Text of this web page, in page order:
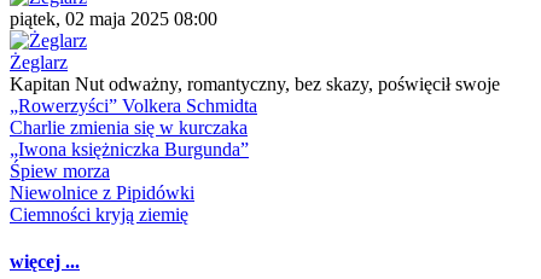
piątek, 02 maja 2025 08:00
Żeglarz
Kapitan Nut odważny, romantyczny, bez skazy, poświęcił swoje
„Rowerzyści” Volkera Schmidta
Charlie zmienia się w kurczaka
„Iwona księżniczka Burgunda”
Śpiew morza
Niewolnice z Pipidówki
Ciemności kryją ziemię
więcej ...